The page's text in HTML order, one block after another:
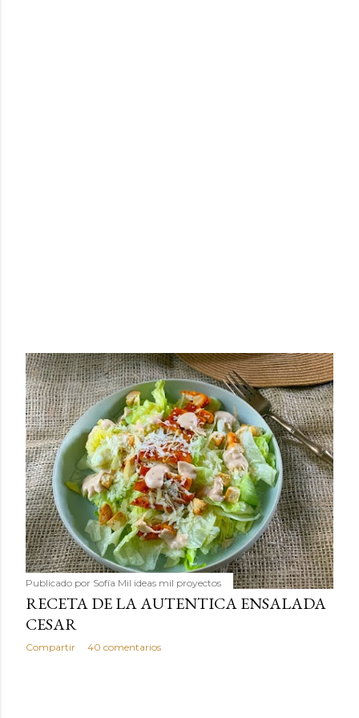
Publicado por Sofía Mil ideas mil proyectos
RECETA DE LA AUTENTICA ENSALADA
CESAR
Compartir 40 comentarios